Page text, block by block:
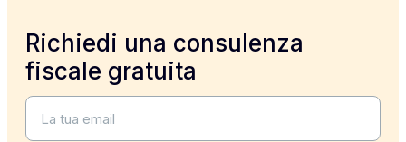
Richiedi una consulenza
fiscale gratuita